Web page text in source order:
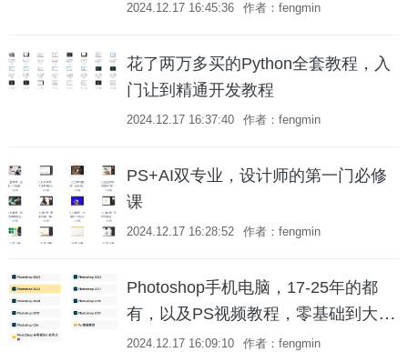
2024.12.17 16:45:36 作者：fengmin
花了两万多买的Python全套教程，入
门让到精通开发教程
2024.12.17 16:37:40 作者：fengmin
PS+AI双专业，设计师的第一门必修
课
2024.12.17 16:28:52 作者：fengmin
Photoshop手机电脑，17-25年的都
有，以及PS视频教程，零基础到大神
都有
2024.12.17 16:09:10 作者：fengmin